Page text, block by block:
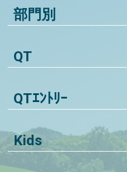
部門別
QT
QTｴﾝﾄﾘｰ
Kids